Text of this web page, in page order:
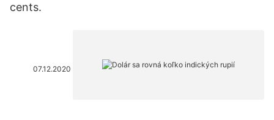
cents.
07.12.2020